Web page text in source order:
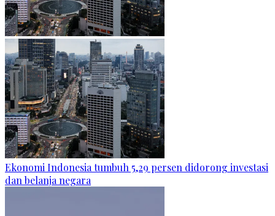
Ekonomi Indonesia tumbuh 5,29 persen didorong investasi
dan belanja negara